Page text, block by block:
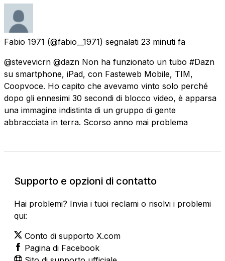
Fabio 1971 (@fabio__1971) segnalati 23 minuti fa
@stevevicrn @dazn Non ha funzionato un tubo #Dazn
su smartphone, iPad, con Fasteweb Mobile, TIM,
Coopvoce. Ho capito che avevamo vinto solo perché
dopo gli ennesimi 30 secondi di blocco video, è apparsa
una immagine indistinta di un gruppo di gente
abbracciata in terra. Scorso anno mai problema
Supporto e opzioni di contatto
Hai problemi? Invia i tuoi reclami o risolvi i problemi
qui:
Conto di supporto X.com
Pagina di Facebook